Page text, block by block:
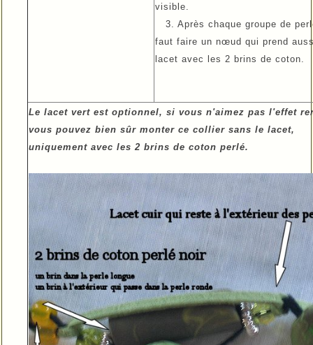
visible.
3. Après chaque groupe de
faut faire un nœud qui prend
lacet avec les 2 brins de coton.
Le lacet vert est optionnel, si vous n'aimez pas l'effet
vous pouvez bien sûr monter ce collier sans le lacet,
uniquement avec les 2 brins de coton perlé.